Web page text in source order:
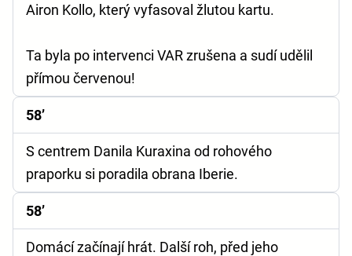
Airon Kollo, který vyfasoval žlutou kartu.
Ta byla po intervenci VAR zrušena a sudí udělil
přímou červenou!
58’
S centrem Danila Kuraxina od rohového
praporku si poradila obrana Iberie.
58’
Domácí začínají hrát. Další roh, před jeho